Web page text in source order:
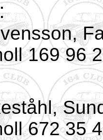
169 96
672 35